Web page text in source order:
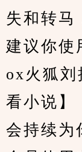
失和转马
建议你
ox火狐刘
看小说】
会持续为